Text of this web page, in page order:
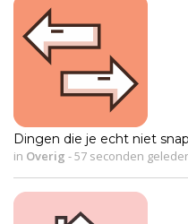
Dingen die je echt niet
in Overig -57 seconden